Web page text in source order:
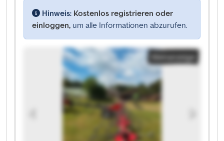
Hinweis: Kostenlos registrieren oder
einloggen, um alle Informationen abzurufen.
Kleinanzeige